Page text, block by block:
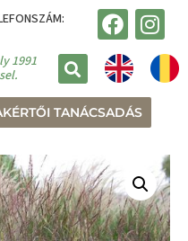
1991
TANÁCSADÁS